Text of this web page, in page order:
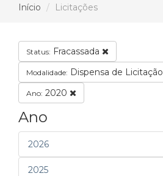
Início Licitações
Status: Fracassada
Modalidade: Dispensa de Licitação
Ano: 2020
Ano
2026
2025